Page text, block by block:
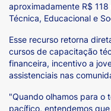
aproximadamente R$
Técnica, Educacional e
Esse recurso retorna
cursos de capacitação
financeira, incentivo a
assistenciais nas
"Quando olhamos para o
pacífico, entendemos